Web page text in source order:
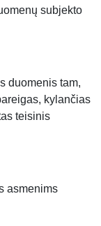
subjekto
duomenis tam,
kylančias
teisinis
asmenims